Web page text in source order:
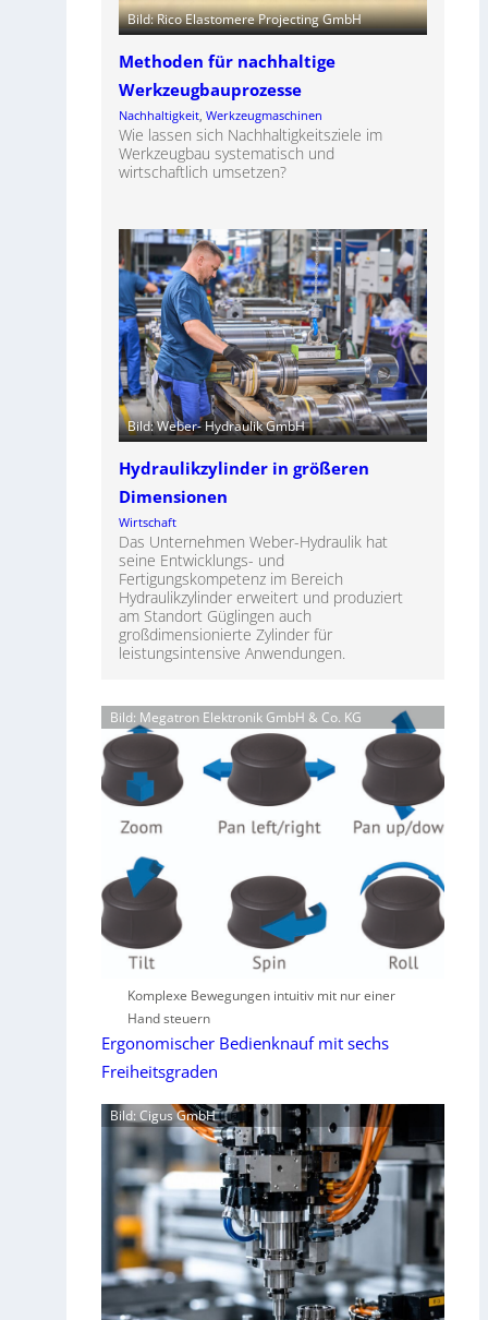
Bild: Rico Elastomere Projecting GmbH
Methoden für nachhaltige
Werkzeugbauprozesse
Nachhaltigkeit, Werkzeugmaschinen
Wie lassen sich Nachhaltigkeitsziele im
Werkzeugbau systematisch und
wirtschaftlich umsetzen?
Bild: Weber- Hydraulik GmbH
Hydraulikzylinder in größeren
Dimensionen
Wirtschaft
Das Unternehmen Weber-Hydraulik hat
seine Entwicklungs- und
Fertigungskompetenz im Bereich
Hydraulikzylinder erweitert und produziert
am Standort Güglingen auch
großdimensionierte Zylinder für
leistungsintensive Anwendungen.
Bild: Megatron Elektronik GmbH & Co. KG
Komplexe Bewegungen intuitiv mit nur einer
Hand steuern
Ergonomischer Bedienknauf mit sechs
Freiheitsgraden
Bild: Cigus GmbH